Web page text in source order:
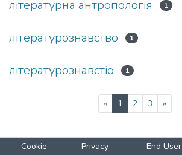
літературна антропологія 1
літературознавство 1
літературознавстіо 1
« 1 (current)
2 3 »
Cookie
Privacy
End User